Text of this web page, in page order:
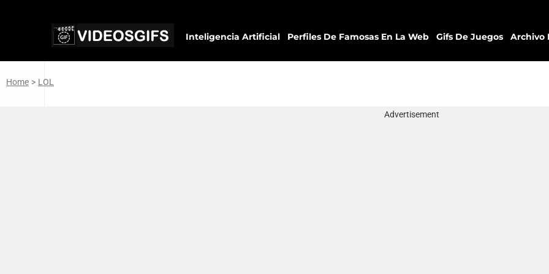
Inteligencia Artificial Perfiles De Famosas En La Web Gifs De Juegos Archivo
Home > LOL
Advertisement